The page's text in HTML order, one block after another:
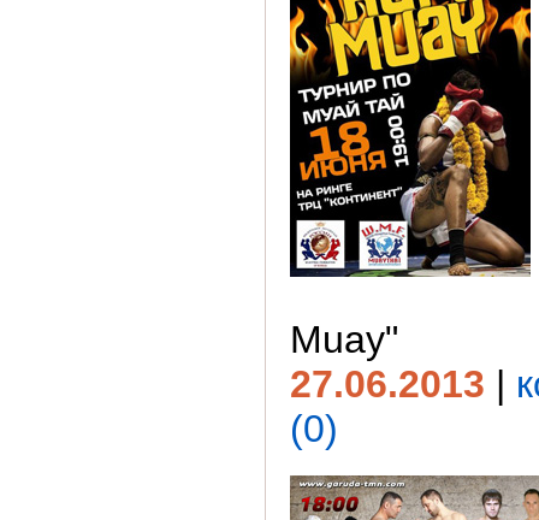
Muay"
27.06.2013 |
(0)